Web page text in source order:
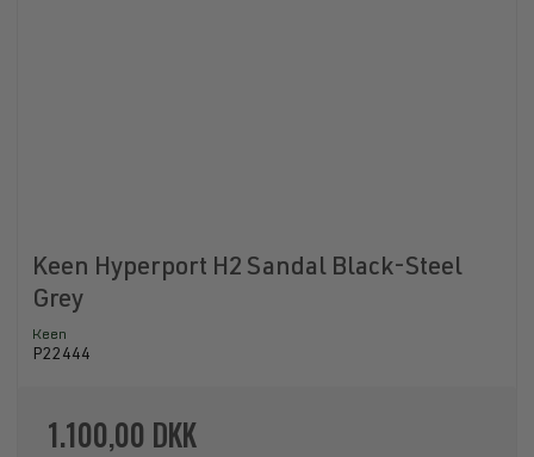
Keen Hyperport H2 Sandal Black-Steel
Grey
Keen
P22444
1.100,00 DKK